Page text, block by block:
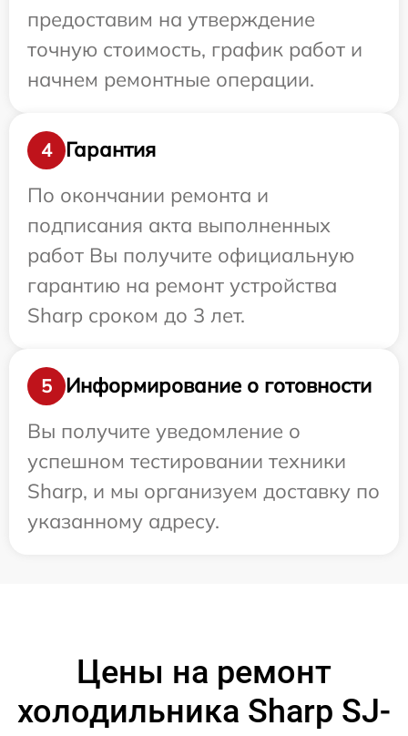
предоставим на утверждение
точную стоимость, график работ и
начнем ремонтные операции.
4
Гарантия
По окончании ремонта и
подписания акта выполненных
работ Вы получите официальную
гарантию на ремонт устройства
Sharp сроком до 3 лет.
5
Информирование о готовности
Вы получите уведомление о
успешном тестировании техники
Sharp, и мы организуем доставку по
указанному адресу.
Цены на ремонт
холодильника Sharp SJ-